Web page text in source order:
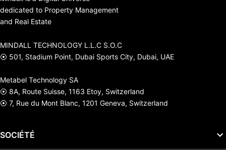
dedicated to Property Management
and Real Estate
MINDALL TECHNOLOGY L.L.C S.O.C
⦿ 501, Stadium Point, Dubai Sports City, Dubai, UAE
Metabel Technology SA
⦿ 8A, Route Suisse, 1163 Etoy, Switzerland
⦿ 7, Rue du Mont Blanc, 1201 Geneva, Switzerland
SOCIÉTÉ